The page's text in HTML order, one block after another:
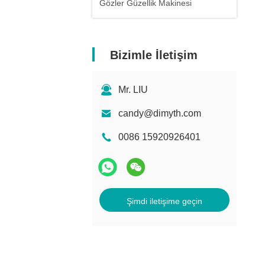
Gözler Güzellik Makinesi
Bizimle İletişim
Mr. LIU
candy@dimyth.com
0086 15920926401
Şimdi iletişime geçin